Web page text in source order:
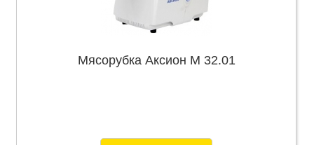
Мясорубка Аксион М 32.01